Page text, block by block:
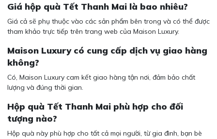
Giá hộp quà Tết Thanh Mai là bao nhiêu?
Giá cả sẽ phụ thuộc vào các sản phẩm bên trong và có thể được
tham khảo trực tiếp trên trang web của Maison Luxury.
Maison Luxury có cung cấp dịch vụ giao hàng
không?
Có, Maison Luxury cam kết giao hàng tận nơi, đảm bảo chất
lượng và đúng thời gian.
Hộp quà Tết Thanh Mai phù hợp cho đối
tượng nào?
Hộp quà này phù hợp cho tất cả mọi người, từ gia đình, bạn bè